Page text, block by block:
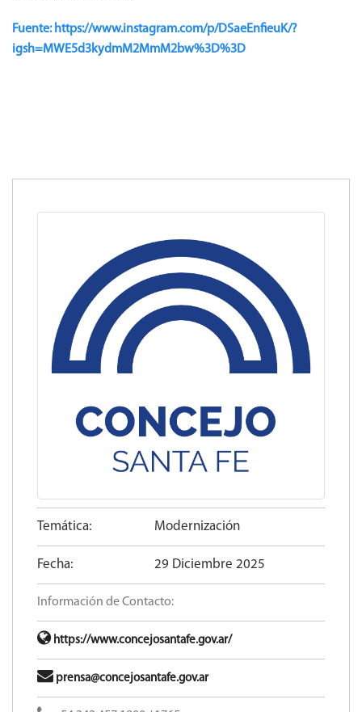
Fuente: https://www.instagram.com/p/DSaeEnfieuK/?
igsh=MWE5d3kydmM2MmM2bw%3D%3D
Temática: Modernización
Fecha: 29 Diciembre 2025
Información de Contacto:
https://www.concejosantafe.gov.ar/
prensa@concejosantafe.gov.ar